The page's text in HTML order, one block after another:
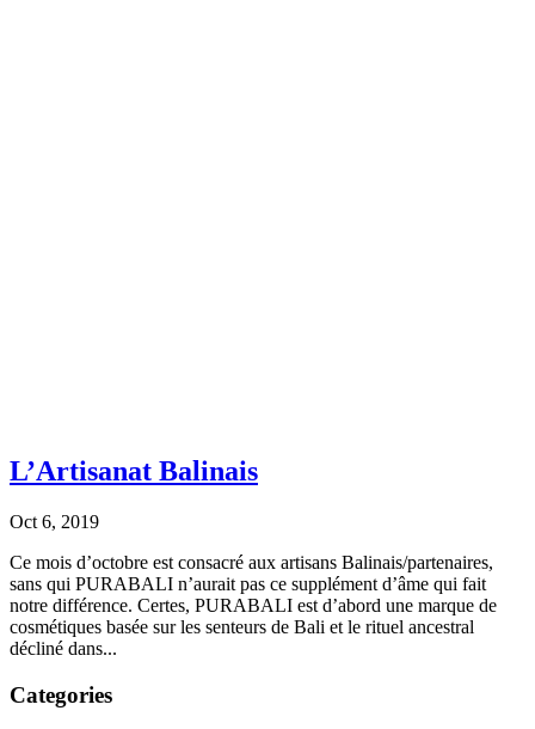
L’Artisanat Balinais
Oct 6, 2019
Ce mois d’octobre est consacré aux artisans Balinais/partenaires,
sans qui PURABALI n’aurait pas ce supplément d’âme qui fait
notre différence. Certes, PURABALI est d’abord une marque de
cosmétiques basée sur les senteurs de Bali et le rituel ancestral
décliné dans...
Categories